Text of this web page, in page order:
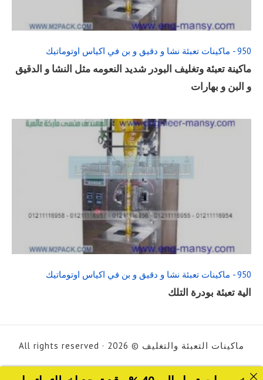
POST
950 - ماكينات تعبئة نشا و دقيق و بن في اكياس اوتوماتيك
ماكينة تعبئة وتغليف البودر شديد النعومه مثل النشا و الدقيق
و البن و بهارات
READ
FULL
POST
950 - ماكينات تعبئة نشا و دقيق و بن في اكياس اوتوماتيك
الية تعبئة بودرة التلك
ماكينات التعبئة والتغليف © 2026 · All rights reserved